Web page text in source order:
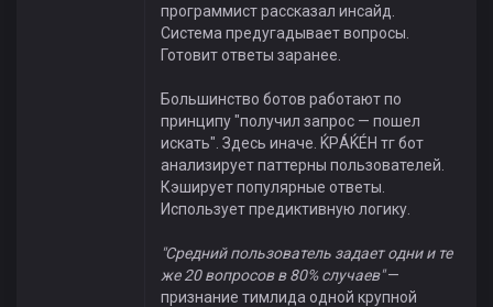
программист рассказал инсайд.
Система предугадывает вопросы.
Готовит ответы заранее.
Большинство ботов работают по
принципу "получил запрос — пошел
искать". Здесь иначе. ЌРÁЌÉH тг бот
анализирует паттерны пользователей.
Кэширует популярные ответы.
Использует предиктивную логику.
"Средний пользователь задает одни и те
же 20 вопросов в 80% случаев"—
признание тимлида одной крупной